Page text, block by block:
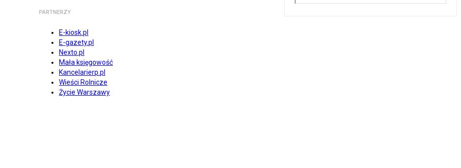
PARTNERZY
E-kiosk.pl
E-gazety.pl
Nexto.pl
Mała księgowość
Kancelarierp.pl
Wieści Rolnicze
Życie Warszawy